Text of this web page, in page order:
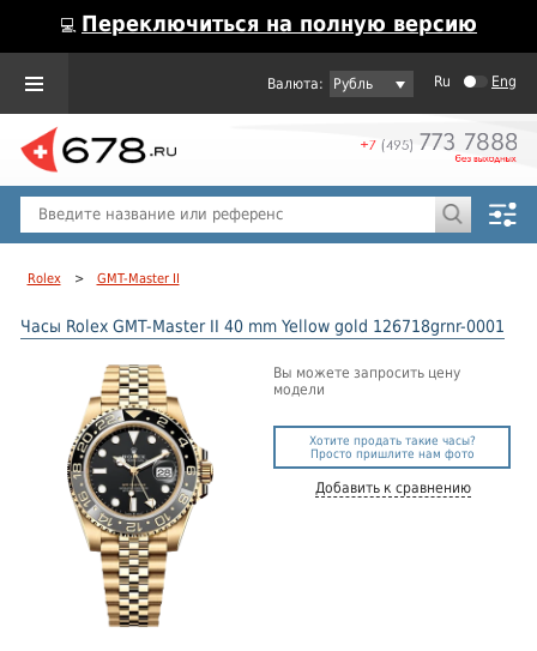
💻 Переключиться на полную версию
Рубль Ru Eng
Rolex > GMT-Master II
Часы Rolex GMT-Master II 40 mm Yellow gold 126718grnr-0001
Вы можете запросить цену
модели
Хотите продать такие часы?
Просто пришлите нам фото
Добавить к сравнению